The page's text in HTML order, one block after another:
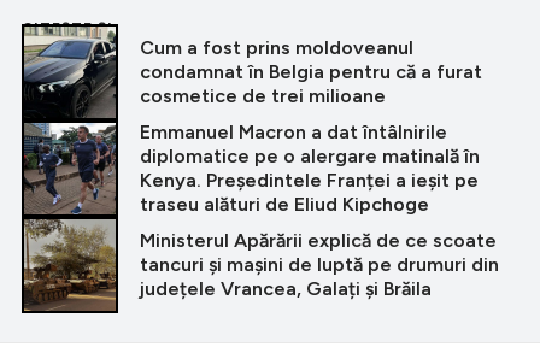
CITEȘTE ȘI
Cum a fost prins moldoveanul
condamnat în Belgia pentru că a furat
cosmetice de trei milioane
Emmanuel Macron a dat întâlnirile
diplomatice pe o alergare matinală în
Kenya. Președintele Franței a ieșit pe
traseu alături de Eliud Kipchoge
Ministerul Apărării explică de ce scoate
tancuri și mașini de luptă pe drumuri din
județele Vrancea, Galați și Brăila